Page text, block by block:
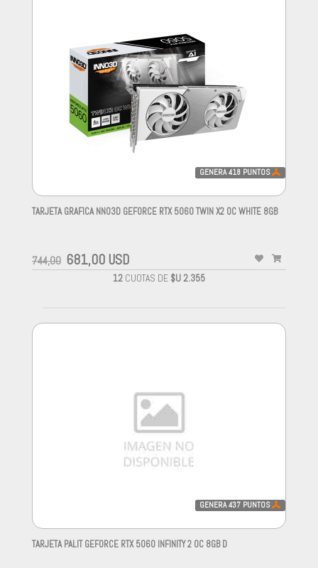
GENERA418 PUNTOS
TARJETA GRAFICA NNO3D GEFORCE RTX 5060 TWIN X2 OC WHITE 8GB
744,00 681,00 USD
12 CUOTAS DE $U 2.355
GENERA437 PUNTOS
TARJETA PALIT GEFORCE RTX 5060 INFINITY 2 OC 8GB D